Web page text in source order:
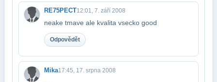
RE75PECT12:01, 7. září 2008
neake tmave ale kvalita vsecko good
Odpovědět
Mika17:45, 17. srpna 2008